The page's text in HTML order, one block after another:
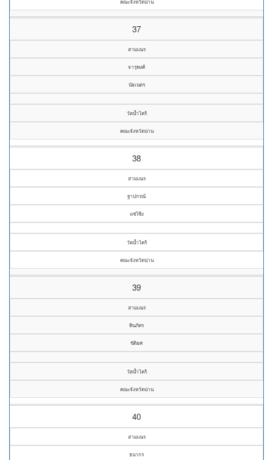
คณะจังหวัดน่าน
37
สามเณร
จารุพงศ์
นัยเนตร
วัดน้ำไคร้
คณะจังหวัดน่าน
38
สามเณร
ฐาปกรณ์
แซ่โซ้ง
วัดน้ำไคร้
คณะจังหวัดน่าน
39
สามเณร
ทินภัทร
ขัติยศ
วัดน้ำไคร้
คณะจังหวัดน่าน
40
สามเณร
ธนากร